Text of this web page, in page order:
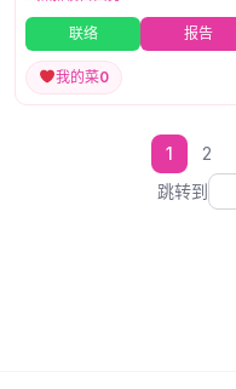
联络 报告
我的菜0
1 2
跳转到